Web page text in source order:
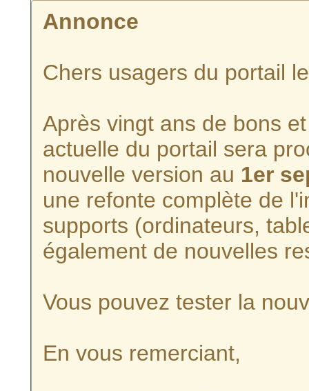
Annonce
Chers usagers du portail
Après vingt ans de bons
actuelle du portail sera
nouvelle version au 1er
une refonte complète de
supports (ordinateurs,
également de nouvelles
Vous pouvez tester la
En vous remerciant,